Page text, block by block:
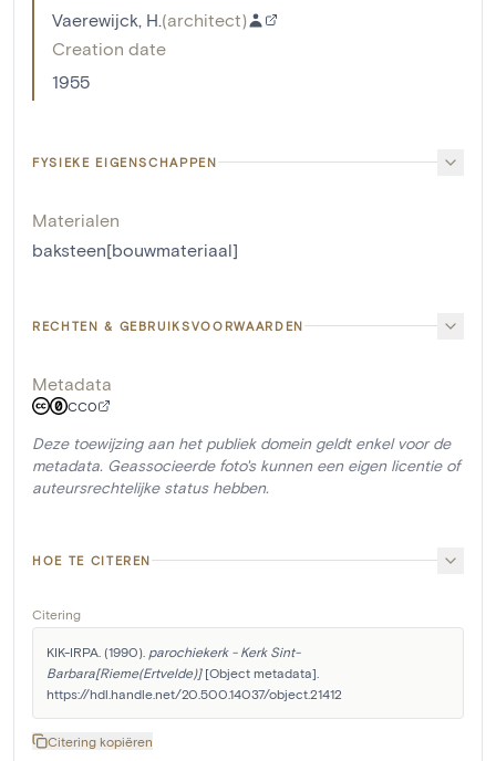
Vaerewijck, H.(architect)
Creation date
1955
FYSIEKE EIGENSCHAPPEN
Materialen
baksteen[bouwmateriaal]
RECHTEN & GEBRUIKSVOORWAARDEN
Metadata
CC0
Deze toewijzing aan het publiek domein geldt enkel voor de
metadata. Geassocieerde foto's kunnen een eigen licentie of
auteursrechtelijke status hebben.
HOE TE CITEREN
Citering
KIK-IRPA. (1990). parochiekerk - Kerk Sint-
Barbara[Rieme(Ertvelde)] [Object metadata].
https://hdl.handle.net/20.500.14037/object.21412
Citering kopiëren